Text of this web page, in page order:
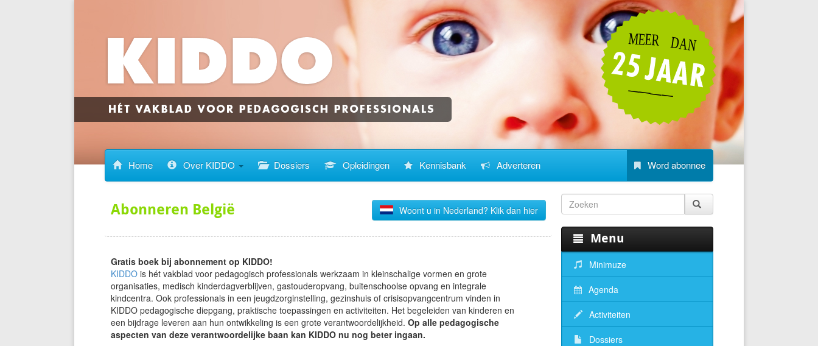
Home Over KIDDO Dossiers Opleidingen Kennisbank Adverteren Word abonnee
Abonneren België Woont u in Nederland? Klik dan hier
Gratis boek bij abonnement op KIDDO!
KIDDO is hét vakblad voor pedagogisch professionals werkzaam in kleinschalige vormen en grote
organisaties, medisch kinderdagverblijven, gastouderopvang, buitenschoolse opvang en integrale
kindcentra. Ook professionals in een jeugdzorginstelling, gezinshuis of crisisopvangcentrum vinden in
KIDDO pedagogische diepgang, praktische toepassingen en activiteiten. Het begeleiden van kinderen en
een bijdrage leveren aan hun ontwikkeling is een grote verantwoordelijkheid. Op alle pedagogische
aspecten van deze verantwoordelijke baan kan KIDDO nu nog beter ingaan.
Menu
Minimuze
Agenda
Activiteiten
Dossiers